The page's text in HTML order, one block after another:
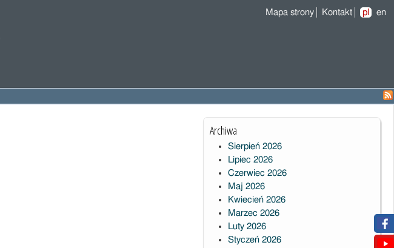
Mapa strony Kontakt pl en
Archiwa
Sierpień 2026
Lipiec 2026
Czerwiec 2026
Maj 2026
Kwiecień 2026
Marzec 2026
Luty 2026
Styczeń 2026